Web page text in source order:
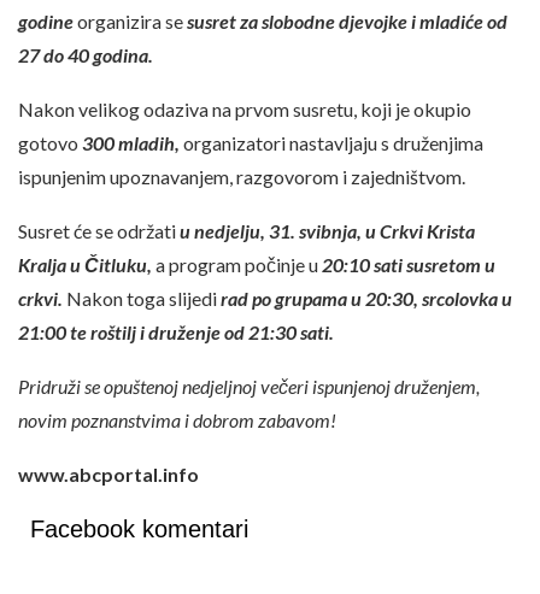
godineorganizira sesusret za slobodne djevojke i mladiće od
27 do 40 godina.
Nakon velikog odaziva na prvom susretu, koji je okupio
gotovo 300 mladih, organizatori nastavljaju s druženjima
ispunjenim upoznavanjem, razgovorom i zajedništvom.
Susret će se održatiu nedjelju, 31. svibnja, u Crkvi Krista
Kralja u Čitluku, a program počinje u 20:10 sati susretom u
crkvi. Nakon toga slijedirad po grupama u 20:30, srcolovka u
21:00 te roštilj i druženje od 21:30 sati.
Pridruži se opuštenoj nedjeljnoj večeri ispunjenoj druženjem,
novim poznanstvima i dobrom zabavom!
www.abcportal.info
Facebook komentari